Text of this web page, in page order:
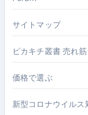
サイトマップ
ピカキチ叢書 売れ
価格で選ぶ
新型コロナウイルス